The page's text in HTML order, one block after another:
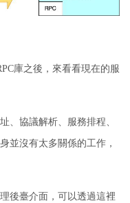
庫之後，來看看現在的服
、協議解析、服務排程、
並沒有太多關係的工作，
後臺介面，可以透過這裡